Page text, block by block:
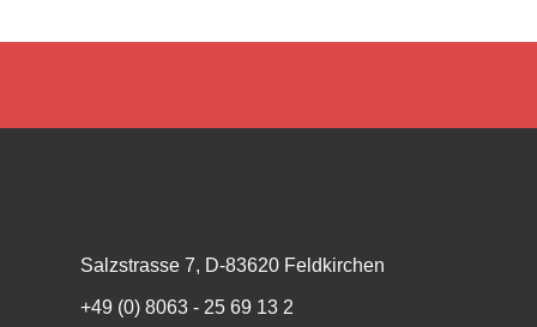
Salzstrasse 7, D-83620 Feldkirchen
+49 (0) 8063 - 25 69 13 2